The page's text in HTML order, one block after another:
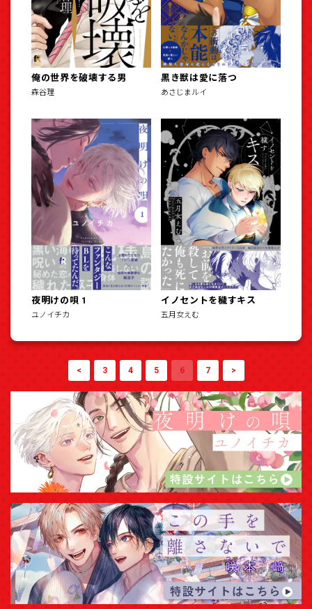
俺の世界を破壊する男
森谷理
黒き獣は愛に落つ
あさじまルイ
夜明けの唄 1
ユノイチカ
イノセントを穢すキス
五月女えむ
< 3 4 5 6 7 >